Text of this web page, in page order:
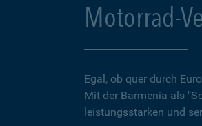
Motorrad-
Egal, ob quer durch
Mit der Barmenia als
leistungsstarken und